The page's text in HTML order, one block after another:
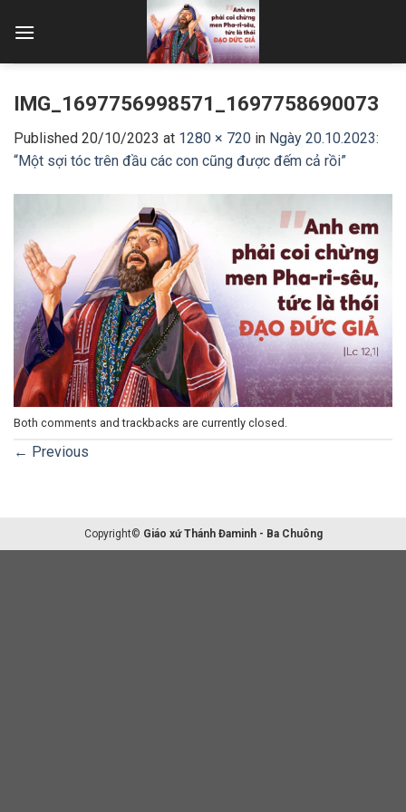
IMG_1697756998571_1697758690073
Published 20/10/2023 at 1280 × 720 in Ngày 20.10.2023:
“Một sợi tóc trên đầu các con cũng được đếm cả rồi”
Both comments and trackbacks are currently closed.
← Previous
Copyright© Giáo xứ Thánh Đaminh - Ba Chuông